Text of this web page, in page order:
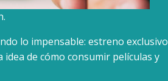
lo impensable: estreno exclusivo
de cómo consumir películas y